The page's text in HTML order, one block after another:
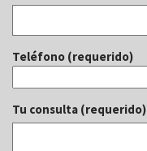
Teléfono (requerido)
Tu consulta (requerido)